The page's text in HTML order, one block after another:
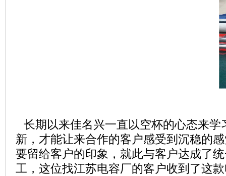
长期以来佳名兴一直以空杯的心态来学
新，才能让来合作的客户感受到沉稳的
要留给客户的印象，就此与客户达成了
工，这位找江苏电容厂的客户收到了这